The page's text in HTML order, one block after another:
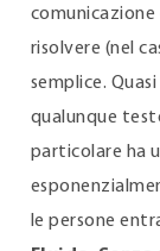
risolvere (nel
semplice.
qualunque
particolare ha
le persone